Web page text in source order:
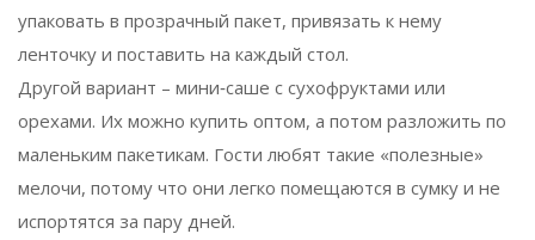
упаковать в прозрачный пакет, привязать к нему
ленточку и поставить на каждый стол.
Другой вариант – мини‑саше с сухофруктами или
орехами. Их можно купить оптом, а потом разложить по
маленьким пакетикам. Гости любят такие «полезные»
мелочи, потому что они легко помещаются в сумку и не
испортятся за пару дней.